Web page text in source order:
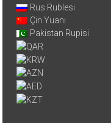
Rus Rublesi
Çin Yuanı
Pakistan Rupisi